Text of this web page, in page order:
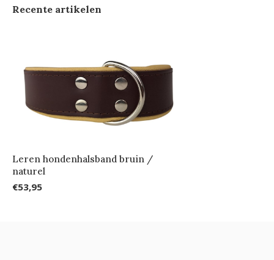
Recente artikelen
Leren hondenhalsband bruin /
naturel
€53,95